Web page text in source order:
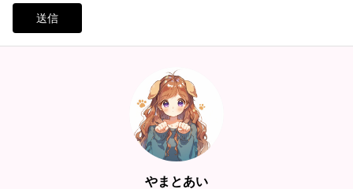
送信
やまとあい